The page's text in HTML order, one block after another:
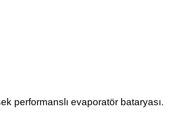
performanslı evaporatör bataryası.